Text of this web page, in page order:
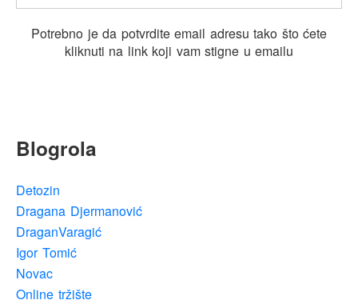
Potrebno je da potvrdite email adresu tako što ćete
kliknuti na link koji vam stigne u emailu
Blogrola
Detozin
Dragana Djermanović
DraganVaragić
Igor Tomić
Novac
Online tržište